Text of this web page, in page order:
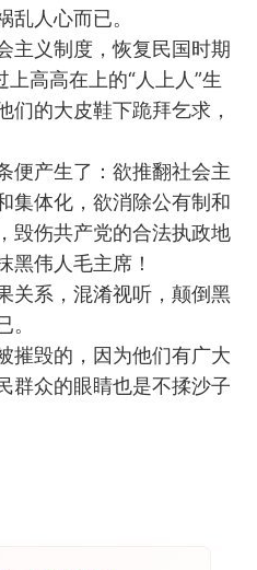
乱人心而已。
主义制度，恢复民国时期
上高高在上的“人上人”生
们的大皮鞋下跪拜乞求，
便产生了：欲推翻社会主
集体化，欲消除公有制和
毁伤共产党的合法执政地
黑伟人毛主席！
关系，混淆视听，颠倒黑
摧毁的，因为他们有广大
群众的眼睛也是不揉沙子